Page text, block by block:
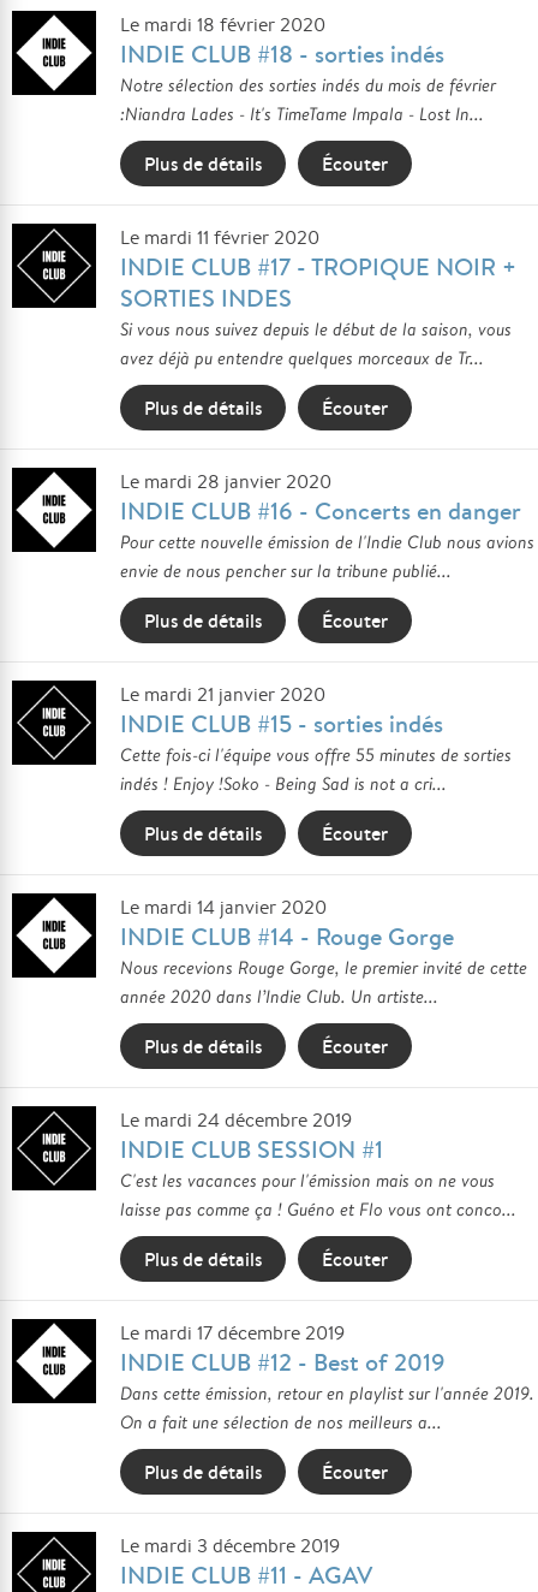
Le mardi 18 février 2020
INDIE CLUB #18 - sorties indés
Notre sélection des sorties indés du mois de février
:Niandra Lades - It's TimeTame Impala - Lost In...
Plus de détails Écouter
Le mardi 11 février 2020
INDIE CLUB #17 - TROPIQUE NOIR +
SORTIES INDES
Si vous nous suivez depuis le début de la saison, vous
avez déjà pu entendre quelques morceaux de Tr...
Plus de détails Écouter
Le mardi 28 janvier 2020
INDIE CLUB #16 - Concerts en danger
Pour cette nouvelle émission de l'Indie Club nous avions
envie de nous pencher sur la tribune publié...
Plus de détails Écouter
Le mardi 21 janvier 2020
INDIE CLUB #15 - sorties indés
Cette fois-ci l'équipe vous offre 55 minutes de sorties
indés ! Enjoy !Soko - Being Sad is not a cri...
Plus de détails Écouter
Le mardi 14 janvier 2020
INDIE CLUB #14 - Rouge Gorge
Nous recevions Rouge Gorge, le premier invité de cette
année 2020 dans l’Indie Club. Un artiste...
Plus de détails Écouter
Le mardi 24 décembre 2019
INDIE CLUB SESSION #1
C'est les vacances pour l'émission mais on ne vous
laisse pas comme ça ! Guéno et Flo vous ont conco...
Plus de détails Écouter
Le mardi 17 décembre 2019
INDIE CLUB #12 - Best of 2019
Dans cette émission, retour en playlist sur l'année 2019.
On a fait une sélection de nos meilleurs a...
Plus de détails Écouter
Le mardi 3 décembre 2019
INDIE CLUB #11 - AGAV